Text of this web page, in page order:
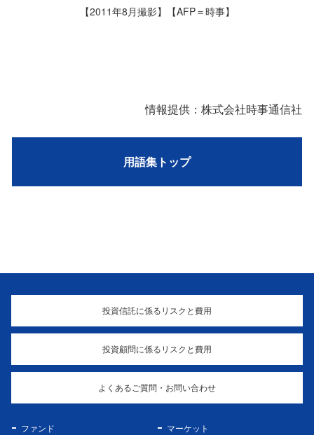
【2011年8月撮影】【AFP＝時事】
情報提供：株式会社時事通信社
用語集トップ
投資信託に係るリスクと費用
投資顧問に係るリスクと費用
よくあるご質問・お問い合わせ
ファンド マーケット